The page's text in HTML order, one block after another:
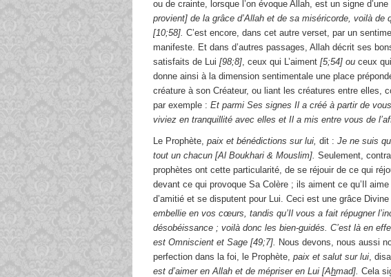
ou de crainte, lorsque l’on évoque Allah, est un signe
provient] de la grâce d’Allah et de sa miséricorde, voilà
[10;58]. C’est encore, dans cet autre verset, par un
manifeste. Et dans d’autres passages, Allah décrit ses
satisfaits de Lui [98;8], ceux qui L’aiment [5;54] ou ceux
donne ainsi à la dimension sentimentale une place
créature à son Créateur, ou liant les créatures entre elles,
par exemple : Et parmi Ses signes Il a créé à partir de
viviez en tranquillité avec elles et Il a mis entre vous de
Le Prophète, paix et bénédictions sur lui, dit : Je ne suis
tout un chacun [Al Boukhari & Mouslim]. Seulement,
prophètes ont cette particularité, de se réjouir de ce qui
devant ce qui provoque Sa Colère ; ils aiment ce qu’Il
d’amitié et se disputent pour Lui. Ceci est une grâce
embellie en vos cœurs, tandis qu’Il vous a fait répugner
désobéissance ; voilà donc les bien-guidés. C’est là en
est Omniscient et Sage [49;7]. Nous devons, nous aussi
perfection dans la foi, le Prophète, paix et salut sur lui,
est d’aimer en Allah et de mépriser en Lui [Ahmad]. Cela